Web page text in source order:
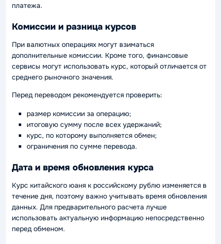
платежа.
Комиссии и разница курсов
При валютных операциях могут взиматься
дополнительные комиссии. Кроме того, финансовые
сервисы могут использовать курс, который отличается от
среднего рыночного значения.
Перед переводом рекомендуется проверить:
размер комиссии за операцию;
итоговую сумму после всех удержаний;
курс, по которому выполняется обмен;
ограничения по сумме перевода.
Дата и время обновления курса
Курс китайского юаня к российскому рублю изменяется в
течение дня, поэтому важно учитывать время обновления
данных. Для предварительного расчета лучше
использовать актуальную информацию непосредственно
перед обменом.